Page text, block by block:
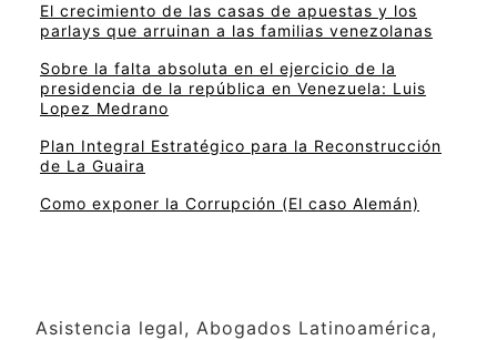
El crecimiento de las casas de apuestas y los
parlays que arruinan a las familias venezolanas
Sobre la falta absoluta en el ejercicio de la
presidencia de la república en Venezuela: Luis
Lopez Medrano
Plan Integral Estratégico para la Reconstrucción
de La Guaira
Como exponer la Corrupción (El caso Alemán)
Asistencia legal, Abogados Latinoamérica,